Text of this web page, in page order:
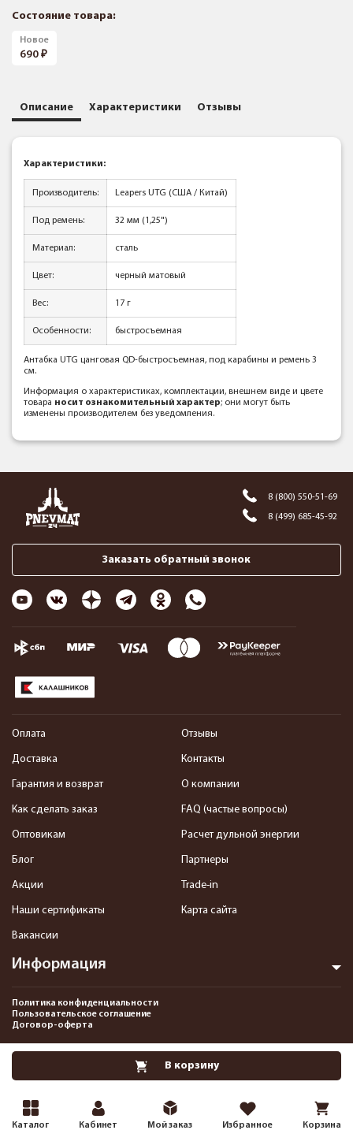
Каталог Кабинет Мой заказ Избранное Корзина
В корзину
Состояние товара:
Новое
690
Описание Характеристики Отзывы
Характеристики:
Производитель: Leapers UTG (США / Китай)
Под ремень: 32 мм (1,25")
Материал: сталь
Цвет: черный матовый
Вес: 17 г
Особенности: быстросъемная
Антабка UTG цанговая QD-быстросъемная, под карабины и ремень 3
см.
Информация о характеристиках, комплектации, внешнем виде и цвете
товара носит ознакомительный характер; они могут быть
изменены производителем без уведомления.
8 (800) 550-51-69
8 (499) 685-45-92
Заказать обратный звонок
Информация
Оплата
Доставка
Гарантия и возврат
Как сделать заказ
Оптовикам
Блог
Акции
Наши сертификаты
Вакансии
Отзывы
Контакты
О компании
FAQ (частые вопросы)
Расчет дульной энергии
Партнеры
Trade-in
Карта сайта
Политика конфиденциальности
Пользовательское соглашение
Договор-оферта
2013-2026 Интернет-магазин пневматики, страйкбола и снаряжения–
Pnevmat24.ru. Все права защищены.©